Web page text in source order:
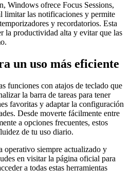
Windows ofrece Focus Sessions,
limitar las notificaciones y permite
y recordatorios. Esta
la productividad alta y evitar que las
un uso más eficiente
funciones con atajos de teclado que
la barra de tareas para tener
favoritas y adaptar la configuración
Desde moverte fácilmente entre
a opciones frecuentes, estos
de tu uso diario.
operativo siempre actualizado y
en visitar la página oficial para
a todas estas herramientas